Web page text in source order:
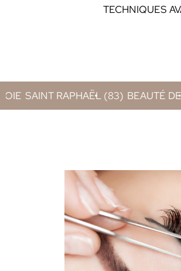
TECHNIQUES
(83) BEAUTÉ DE SOIE SAINT